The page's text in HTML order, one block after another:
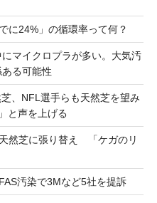
に24%」の循環率って何？
マイクロプラが多い。大気汚
る可能性
、NFL選手らも天然芝を望み
と声を上げる
然芝に張り替え 「ケガのリ
汚染で3Mなど5社を提訴